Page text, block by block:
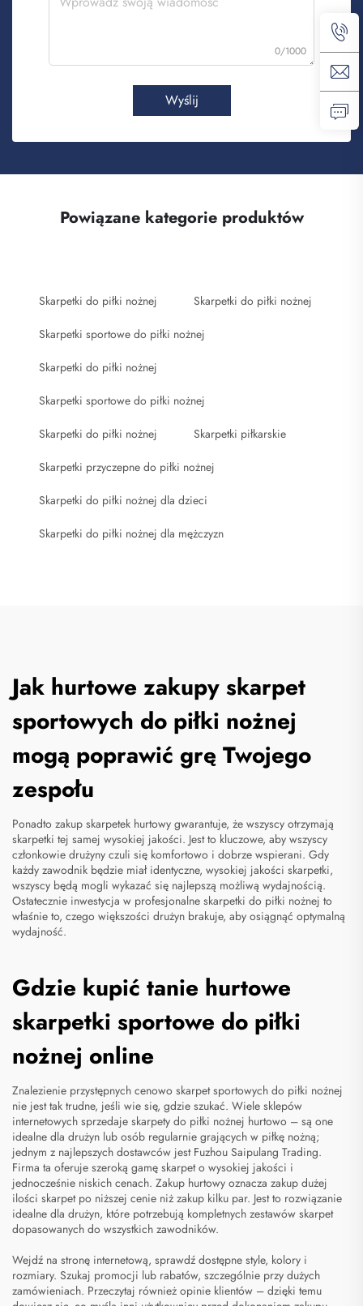
0/1000
Wyślij
Powiązane kategorie produktów
Skarpetki do piłki nożnej Skarpetki do piłki nożnej
Skarpetki sportowe do piłki nożnej
Skarpetki do piłki nożnej
Skarpetki sportowe do piłki nożnej
Skarpetki do piłki nożnej Skarpetki piłkarskie
Skarpetki przyczepne do piłki nożnej
Skarpetki do piłki nożnej dla dzieci
Skarpetki do piłki nożnej dla mężczyzn
Jak hurtowe zakupy skarpet
sportowych do piłki nożnej
mogą poprawić grę Twojego
zespołu
Ponadto zakup skarpetek hurtowy gwarantuje, że wszyscy otrzymają
skarpetki tej samej wysokiej jakości. Jest to kluczowe, aby wszyscy
członkowie drużyny czuli się komfortowo i dobrze wspierani. Gdy
każdy zawodnik będzie miał identyczne, wysokiej jakości skarpetki,
wszyscy będą mogli wykazać się najlepszą możliwą wydajnością.
Ostatecznie inwestycja w profesjonalne skarpetki do piłki nożnej to
właśnie to, czego większości drużyn brakuje, aby osiągnąć optymalną
wydajność.
Gdzie kupić tanie hurtowe
skarpetki sportowe do piłki
nożnej online
Znalezienie przystępnych cenowo skarpet sportowych do piłki nożnej
nie jest tak trudne, jeśli wie się, gdzie szukać. Wiele sklepów
internetowych sprzedaje skarpety do piłki nożnej hurtowo – są one
idealne dla drużyn lub osób regularnie grających w piłkę nożną;
jednym z najlepszych dostawców jest Fuzhou Saipulang Trading.
Firma ta oferuje szeroką gamę skarpet o wysokiej jakości i
jednocześnie niskich cenach. Zakup hurtowy oznacza zakup dużej
ilości skarpet po niższej cenie niż zakup kilku par. Jest to rozwiązanie
idealne dla drużyn, które potrzebują kompletnych zestawów skarpet
dopasowanych do wszystkich zawodników.
Wejdź na stronę internetową, sprawdź dostępne style, kolory i
rozmiary. Szukaj promocji lub rabatów, szczególnie przy dużych
zamówieniach. Przeczytaj również opinie klientów – dzięki temu